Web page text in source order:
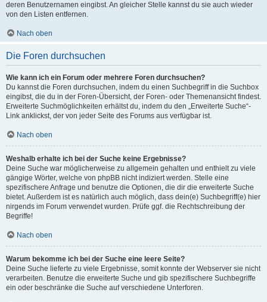
deren Benutzernamen eingibst. An gleicher Stelle kannst du sie auch wieder
von den Listen entfernen.
Nach oben
Die Foren durchsuchen
Wie kann ich ein Forum oder mehrere Foren durchsuchen?
Du kannst die Foren durchsuchen, indem du einen Suchbegriff in die Suchbox
eingibst, die du in der Foren-Übersicht, der Foren- oder Themenansicht findest.
Erweiterte Suchmöglichkeiten erhältst du, indem du den „Erweiterte Suche“-
Link anklickst, der von jeder Seite des Forums aus verfügbar ist.
Nach oben
Weshalb erhalte ich bei der Suche keine Ergebnisse?
Deine Suche war möglicherweise zu allgemein gehalten und enthielt zu viele
gängige Wörter, welche von phpBB nicht indiziert werden. Stelle eine
spezifischere Anfrage und benutze die Optionen, die dir die erweiterte Suche
bietet. Außerdem ist es natürlich auch möglich, dass dein(e) Suchbegriff(e) hier
nirgends im Forum verwendet wurden. Prüfe ggf. die Rechtschreibung der
Begriffe!
Nach oben
Warum bekomme ich bei der Suche eine leere Seite?
Deine Suche lieferte zu viele Ergebnisse, somit konnte der Webserver sie nicht
verarbeiten. Benutze die erweiterte Suche und gib spezifischere Suchbegriffe
ein oder beschränke die Suche auf verschiedene Unterforen.